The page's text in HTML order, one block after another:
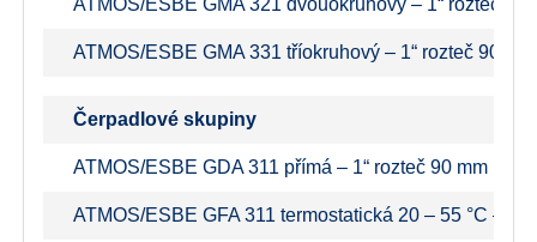
ATMOS/ESBE GMA 321 dvouokruhový – 1“ rozteč 90
ATMOS/ESBE GMA 331 tříokruhový – 1“ rozteč 90 mm
Čerpadlové skupiny
ATMOS/ESBE GDA 311 přímá – 1“ rozteč 90 mm
ATMOS/ESBE GFA 311 termostatická 20 – 55 °C –